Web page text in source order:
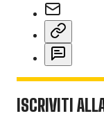
ISCRIVITI